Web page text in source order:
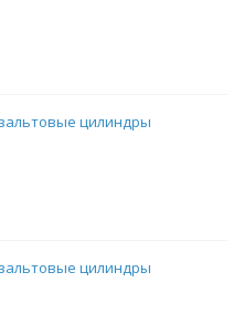
цилиндры
цилиндры